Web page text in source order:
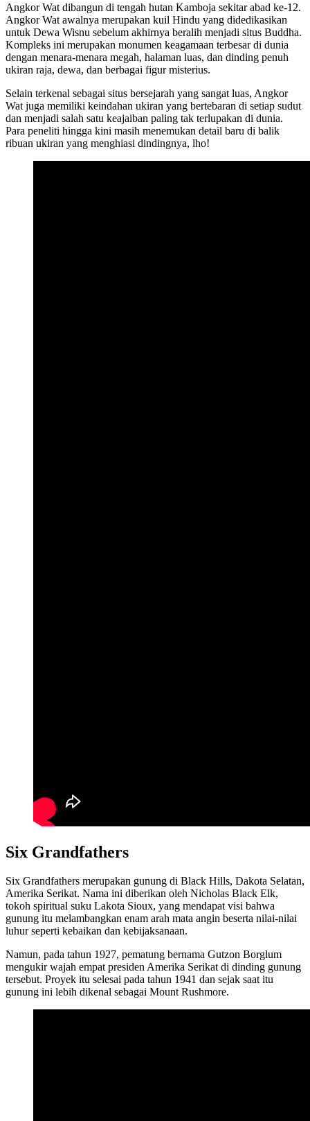
Angkor Wat dibangun di tengah hutan Kamboja sekitar abad ke-12.
Angkor Wat awalnya merupakan kuil Hindu yang didedikasikan
untuk Dewa Wisnu sebelum akhirnya beralih menjadi situs Buddha.
Kompleks ini merupakan monumen keagamaan terbesar di dunia
dengan menara-menara megah, halaman luas, dan dinding penuh
ukiran raja, dewa, dan berbagai figur misterius.
Selain terkenal sebagai situs bersejarah yang sangat luas, Angkor
Wat juga memiliki keindahan ukiran yang bertebaran di setiap sudut
dan menjadi salah satu keajaiban paling tak terlupakan di dunia.
Para peneliti hingga kini masih menemukan detail baru di balik
ribuan ukiran yang menghiasi dindingnya, lho!
Six Grandfathers
Six Grandfathers merupakan gunung di Black Hills, Dakota Selatan,
Amerika Serikat. Nama ini diberikan oleh Nicholas Black Elk,
tokoh spiritual suku Lakota Sioux, yang mendapat visi bahwa
gunung itu melambangkan enam arah mata angin beserta nilai-nilai
luhur seperti kebaikan dan kebijaksanaan.
Namun, pada tahun 1927, pematung bernama Gutzon Borglum
mengukir wajah empat presiden Amerika Serikat di dinding gunung
tersebut. Proyek itu selesai pada tahun 1941 dan sejak saat itu
gunung ini lebih dikenal sebagai Mount Rushmore.